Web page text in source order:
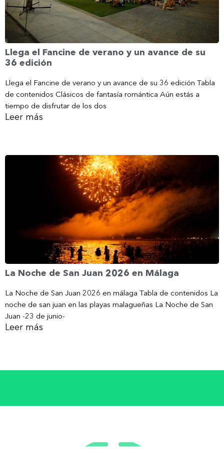
Llega el Fancine de verano y un avance de su
36 edición
Llega el Fancine de verano y un avance de su 36 edición Tabla
de contenidos Clásicos de fantasía romántica Aún estás a
tiempo de disfrutar de los dos
Leer más
La Noche de San Juan 2026 en Málaga
La Noche de San Juan 2026 en málaga Tabla de contenidos La
noche de san juan en las playas malagueñas La Noche de San
Juan -23 de junio-
Leer más